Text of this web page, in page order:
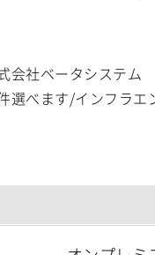
会社ベータシステム
選べます/インフラ